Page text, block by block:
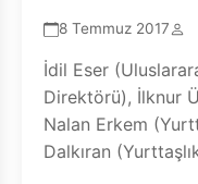
8 Temmuz 2017
İdil Eser
Direktörü), İlknur
Nalan Erkem
Dalkıran